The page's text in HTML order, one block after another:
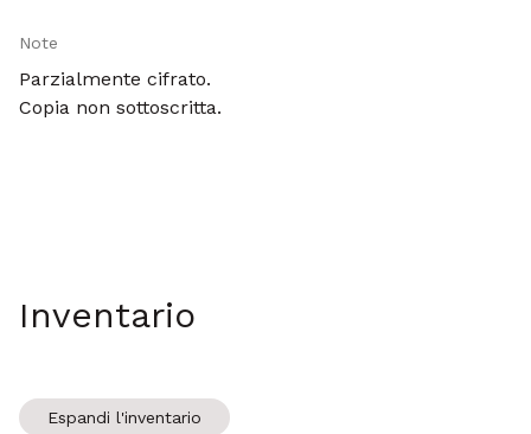
Note
Parzialmente cifrato.
Copia non sottoscritta.
Inventario
Espandi l'inventario